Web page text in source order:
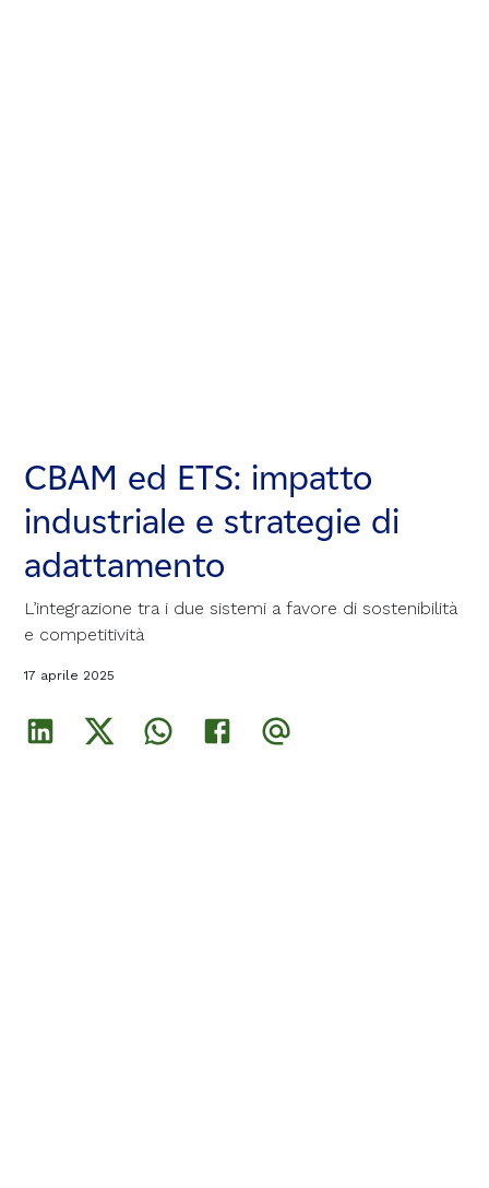
CBAM ed ETS: impatto
industriale e strategie di
adattamento
L’integrazione tra i due sistemi a favore di sostenibilità
e competitività
17 aprile 2025
CBAM ed ETS: impatto
industriale e strategie di
adattamento
L’integrazione tra i due sistemi a favore di sostenibilità
e competitività
17 aprile 2025
CBAM ed ETS: impatto
industriale e strategie di
adattamento
L’integrazione tra i due sistemi a favore di sostenibilità
e competitività
17 aprile 2025